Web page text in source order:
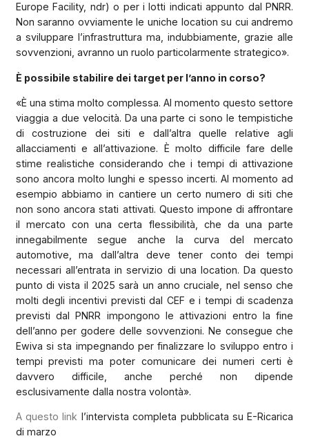
Europe Facility, ndr) o per i lotti indicati appunto dal PNRR.
Non saranno ovviamente le uniche location su cui andremo
a sviluppare l’infrastruttura ma, indubbiamente, grazie alle
sovvenzioni, avranno un ruolo particolarmente strategico».
È possibile stabilire dei target per l’anno in corso?
«È una stima molto complessa. Al momento questo settore
viaggia a due velocità. Da una parte ci sono le tempistiche
di costruzione dei siti e dall’altra quelle relative agli
allacciamenti e all’attivazione. È molto difficile fare delle
stime realistiche considerando che i tempi di attivazione
sono ancora molto lunghi e spesso incerti. Al momento ad
esempio abbiamo in cantiere un certo numero di siti che
non sono ancora stati attivati. Questo impone di affrontare
il mercato con una certa flessibilità, che da una parte
innegabilmente segue anche la curva del mercato
automotive, ma dall’altra deve tener conto dei tempi
necessari all’entrata in servizio di una location. Da questo
punto di vista il 2025 sarà un anno cruciale, nel senso che
molti degli incentivi previsti dal CEF e i tempi di scadenza
previsti dal PNRR impongono le attivazioni entro la fine
dell’anno per godere delle sovvenzioni. Ne consegue che
Ewiva si sta impegnando per finalizzare lo sviluppo entro i
tempi previsti ma poter comunicare dei numeri certi è
davvero difficile, anche perché non dipende
esclusivamente dalla nostra volontà».
A questo link l’intervista completa pubblicata su E-Ricarica
di marzo